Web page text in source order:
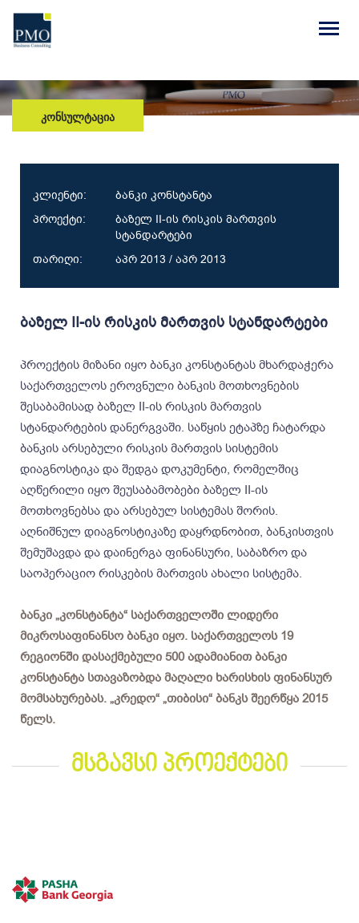
ᲙᲝᲜᲡᲣᲚᲢᲐᲪᲘᲐ
კლიენტი:
ბანკი კონსტანტა
პროექტი:
ბაზელ II-ის რისკის მართვის
სტანდარტები
თარიღი:
აპრ 2013 / აპრ 2013
ბაზელ II-ის რისკის მართვის სტანდარტები
პროექტის მიზანი იყო ბანკი კონსტანტას მხარდაჭერა
საქართველოს ეროვნული ბანკის მოთხოვნების
შესაბამისად ბაზელ II-ის რისკის მართვის
სტანდარტების დანერგვაში. საწყის ეტაპზე ჩატარდა
ბანკის არსებული რისკის მართვის სისტემის
დიაგნოსტიკა და შედგა დოკუმენტი, რომელშიც
აღწერილი იყო შეუსაბამობები ბაზელ II-ის
მოთხოვნებსა და არსებულ სისტემას შორის.
აღნიშნულ დიაგნოსტიკაზე დაყრდნობით, ბანკისთვის
შემუშავდა და დაინერგა ფინანსური, საბაზრო და
საოპერაციო რისკების მართვის ახალი სისტემა.
ბანკი „კონსტანტა“ საქართველოში ლიდერი
მიკროსაფინანსო ბანკი იყო. საქართველოს 19
რეგიონში დასაქმებული 500 ადამიანით ბანკი
კონსტანტა სთავაზობდა მაღალი ხარისხის ფინანსურ
მომსახურებას. „კრედო“ „თიბისი“ ბანკს შეერწყა 2015
წელს.
მსგავსი პროექტები